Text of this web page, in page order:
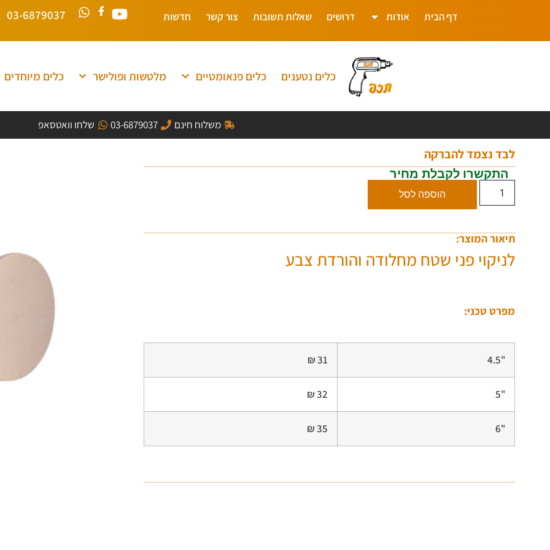
דף הבית אודות דרושים שאלות תשובות צור קשר חדשות 03-6879037
כלים נטענים כלים פנאומטיים מלטשות ופולישר כלים מיוחדים
משלוח חינם 03-6879037 שלחו וואטסאפ
לבד נצמד להברקה
התקשרו לקבלת מחיר
הוספה לסל
תיאור המוצר:
לניקוי פני שטח מחלודה והורדת צבע
מפרט טכני:
"4.5
31 ₪
"5
32 ₪
"6
35 ₪